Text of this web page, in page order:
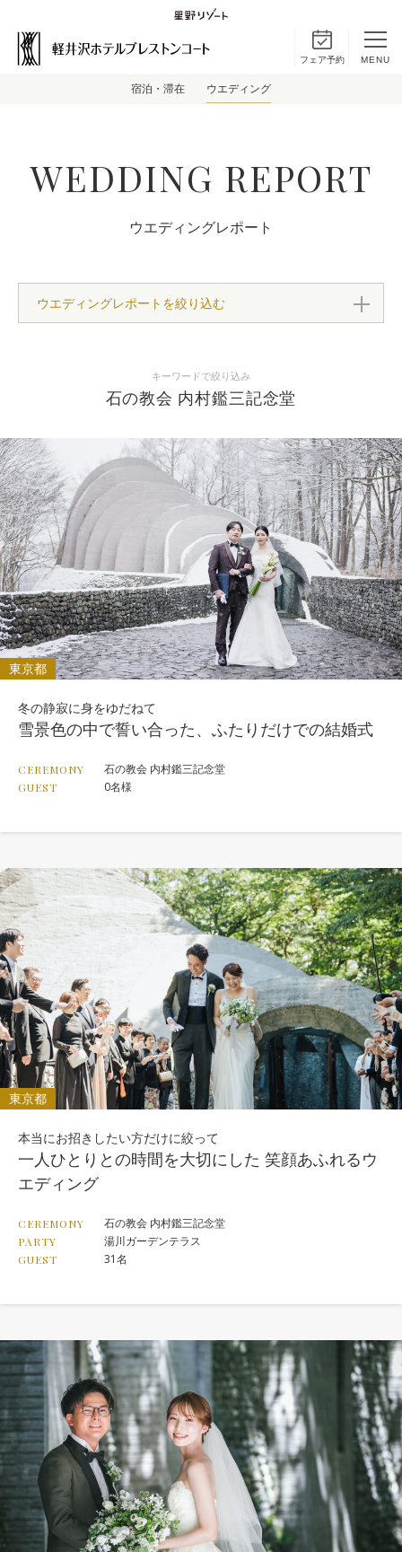
フェア予約 MENU
宿泊・滞在 ウエディング
WEDDING REPORT
ウエディングレポート
ウエディングレポートを絞り込む
キーワードで絞り込み
石の教会 内村鑑三記念堂
東京都
冬の静寂に身をゆだねて
雪景色の中で誓い合った、ふたりだけでの結婚式
CEREMONY 石の教会 内村鑑三記念堂
GUEST 0名様
東京都
本当にお招きしたい方だけに絞って
一人ひとりとの時間を大切にした 笑顔あふれるウ
エディング
CEREMONY 石の教会 内村鑑三記念堂
PARTY 湯川ガーデンテラス
GUEST 31名